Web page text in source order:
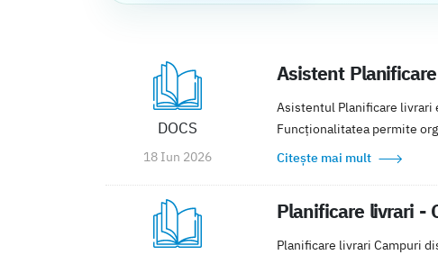
DOCS
18 Iun 2026
Asistent
Asistentul Planificare livrari
Funcționalitatea permite
Citește mai mult
Planificare livrari -
Planificare livrari Campuri